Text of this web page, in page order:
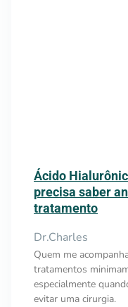
Ácido
precisa saber
tratamento
Dr.Charles
Quem me
tratamentos
especialmente
evitar uma cirurgia.